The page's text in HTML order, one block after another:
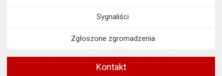
Sygnaliści
Zgłoszone zgromadzenia
Kontakt